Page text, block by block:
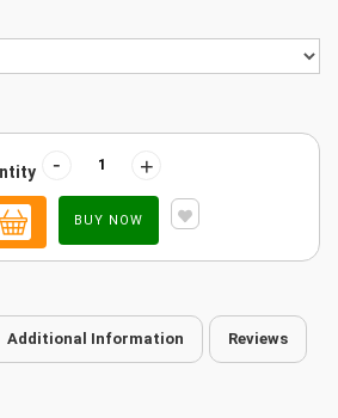
- +
BUY NOW
Additional Information Reviews